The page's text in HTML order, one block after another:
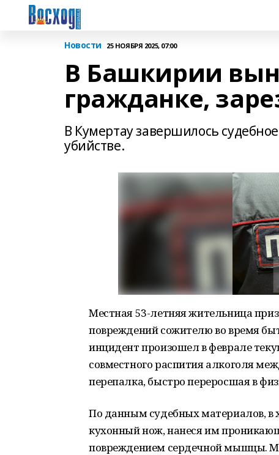
Новости 25 НОЯБРЯ 2025, 07:00
В Башкирии
гражданке,
В Кумертау завершилось
убийстве.
Местная 53-летняя жительница
повреждений сожителю во время
инцидент произошел в феврале
совместного распития алкоголя
перепалка, быстро переросшая в
По данным судебных материалов, в
кухонный нож, нанеся им
повреждением сердечной мышцы.